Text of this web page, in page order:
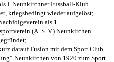
I. Neunkirchner Fussball-Klub
kriegsbedingt wieder aufgelöst;
als 1.
(A. S. V.) Neunkirchen
darauf Fusion mit dem Sport Club
Neunkirchen von 1920 zum Sport